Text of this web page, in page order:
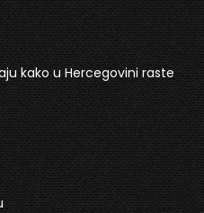
kako u Hercegovini raste